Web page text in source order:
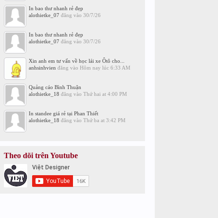
In bao thư nhanh rẻ đẹp
alothietke_07 đăng vào 30/7/26
In bao thư nhanh rẻ đẹp
alothietke_07 đăng vào 30/7/26
Xin anh em tư vấn về học lái xe Ôtô cho...
anhsinhvien đăng vào Hôm nay lúc 6:33 AM
Quảng cáo Bình Thuận
alothietke_18 đăng vào Thứ hai at 4:00 PM
In standee giá rẻ tại Phan Thiết
alothietke_18 đăng vào Thứ ba at 3:42 PM
Theo dõi trên Youtube